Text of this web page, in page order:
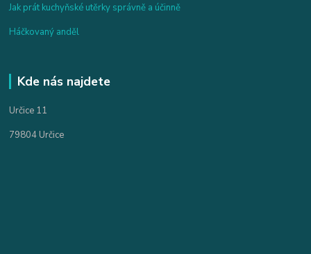
Jak prát kuchyňské utěrky správně a účinně
Háčkovaný anděl
Kde nás najdete
Určice 11
79804 Určice